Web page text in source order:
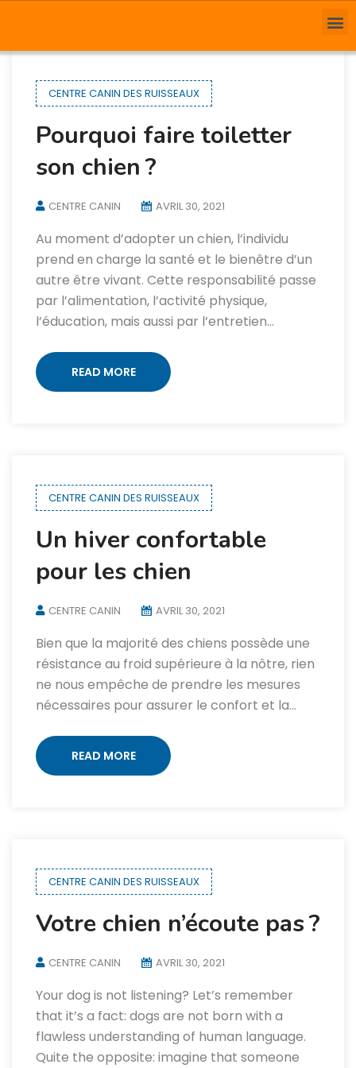
CENTRE CANIN DES RUISSEAUX
Pourquoi faire toiletter
son chien ?
CENTRE CANIN AVRIL 30, 2021
Au moment d’adopter un chien, l’individu
prend en charge la santé et le bienêtre d’un
autre être vivant. Cette responsabilité passe
par l’alimentation, l’activité physique,
l’éducation, mais aussi par l’entretien…
READ MORE
CENTRE CANIN DES RUISSEAUX
Un hiver confortable
pour les chien
CENTRE CANIN AVRIL 30, 2021
Bien que la majorité des chiens possède une
résistance au froid supérieure à la nôtre, rien
ne nous empêche de prendre les mesures
nécessaires pour assurer le confort et la…
READ MORE
CENTRE CANIN DES RUISSEAUX
Votre chien n’écoute pas ?
CENTRE CANIN AVRIL 30, 2021
Your dog is not listening? Let’s remember
that it’s a fact: dogs are not born with a
flawless understanding of human language.
Quite the opposite: imagine that someone